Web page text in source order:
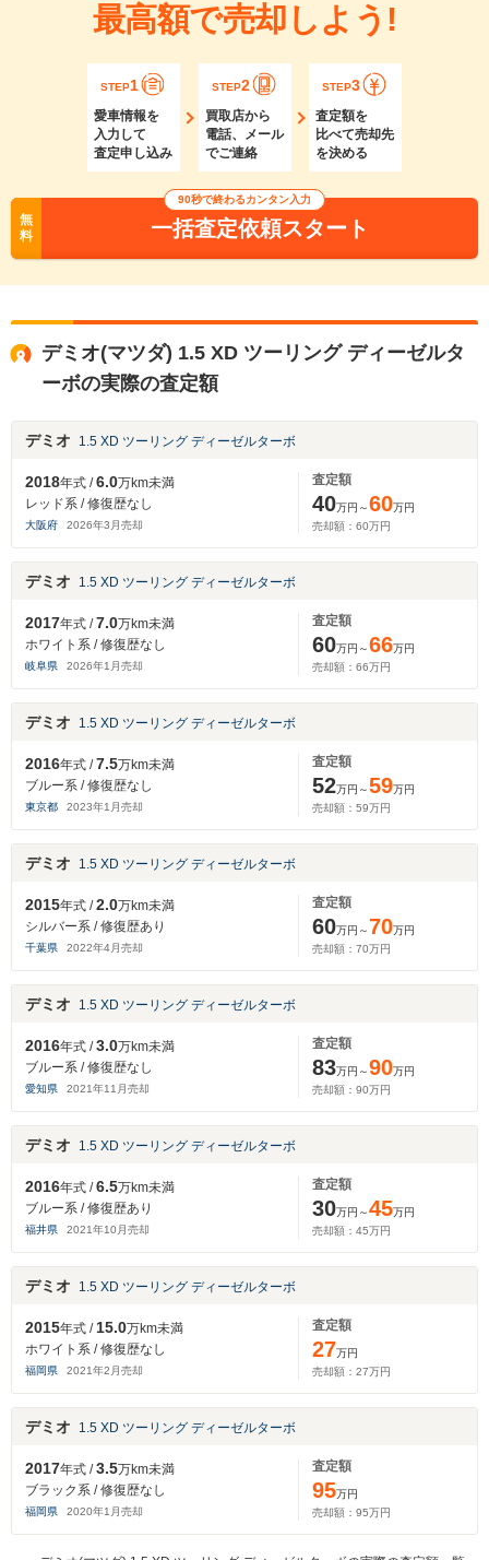
最高額で売却しよう!
STEP1
愛車情報を
入力して
査定申し込み
STEP2
買取店から
電話、メール
でご連絡
STEP3
査定額を
比べて売却先
を決める
無
料
90秒で終わるカンタン入力
一括査定依頼スタート
デミオ(マツダ) 1.5 XD ツーリング ディーゼルタ
ーボの実際の査定額
デミオ 1.5 XD ツーリング ディーゼルターボ
2018年式 /6.0万km未満
レッド系 / 修復歴なし
大阪府 2026年3 月売却
査定額
40万円～60万円
売却額： 60万円
デミオ 1.5 XD ツーリング ディーゼルターボ
2017年式 /7.0万km未満
ホワイト系 / 修復歴なし
岐阜県 2026年1 月売却
査定額
60万円～66万円
売却額： 66万円
デミオ 1.5 XD ツーリング ディーゼルターボ
2016年式 /7.5万km未満
ブルー系 / 修復歴なし
東京都 2023年1 月売却
査定額
52万円～59万円
売却額： 59万円
デミオ 1.5 XD ツーリング ディーゼルターボ
2015年式 /2.0万km未満
シルバー系 / 修復歴あり
千葉県 2022年4月売却
査定額
60万円～70万円
売却額： 70万円
デミオ 1.5 XD ツーリング ディーゼルターボ
2016年式 /3.0万km未満
ブルー系 / 修復歴なし
愛知県 2021年11 月売却
査定額
83万円～90万円
売却額： 90万円
デミオ 1.5 XD ツーリング ディーゼルターボ
2016年式 /6.5万km未満
ブルー系 / 修復歴あり
福井県 2021年10 月売却
査定額
30万円～45万円
売却額： 45万円
デミオ 1.5 XD ツーリング ディーゼルターボ
2015年式 /15.0万km未満
ホワイト系 / 修復歴なし
福岡県 2021年2 月売却
査定額
27万円
売却額： 27万円
デミオ 1.5 XD ツーリング ディーゼルターボ
2017年式 /3.5万km未満
ブラック系 / 修復歴なし
福岡県 2020年1 月売却
査定額
95万円
売却額： 95万円